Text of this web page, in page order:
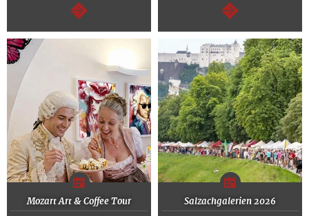
weiter weiter
Mozart Art & Coffee Tour Salzachgalerien 2026